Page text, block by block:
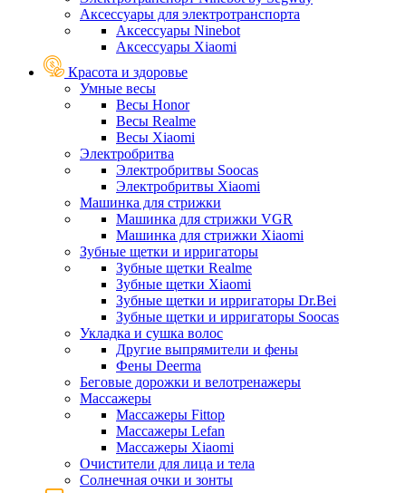
Аксессуары для электротранспорта
Аксессуары Ninebot
Аксессуары Xiaomi
Красота и здоровье
Умные весы
Весы Honor
Весы Realme
Весы Xiaomi
Электробритва
Электробритвы Soocas
Электробритвы Xiaomi
Машинка для стрижки
Машинка для стрижки VGR
Машинка для стрижки Xiaomi
Зубные щетки и ирригаторы
Зубные щетки Realme
Зубные щетки Xiaomi
Зубные щетки и ирригаторы Dr.Bei
Зубные щетки и ирригаторы Soocas
Укладка и сушка волос
Другие выпрямители и фены
Фены Deerma
Беговые дорожки и велотренажеры
Массажеры
Массажеры Fittop
Массажеры Lefan
Массажеры Xiaomi
Очистители для лица и тела
Солнечная очки и зонты